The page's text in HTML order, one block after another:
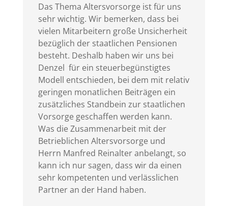
Das Thema Altersvorsorge ist für uns
sehr wichtig. Wir bemerken, dass bei
vielen Mitarbeitern große Unsicherheit
bezüglich der staatlichen Pensionen
besteht. Deshalb haben wir uns bei
Denzel für ein steuerbegünstigtes
Modell entschieden, bei dem mit relativ
geringen monatlichen Beiträgen ein
zusätzliches Standbein zur staatlichen
Vorsorge geschaffen werden kann.
Was die Zusammenarbeit mit der
Betrieblichen Altersvorsorge und
Herrn Manfred Reinalter anbelangt, so
kann ich nur sagen, dass wir da einen
sehr kompetenten und verlässlichen
Partner an der Hand haben.